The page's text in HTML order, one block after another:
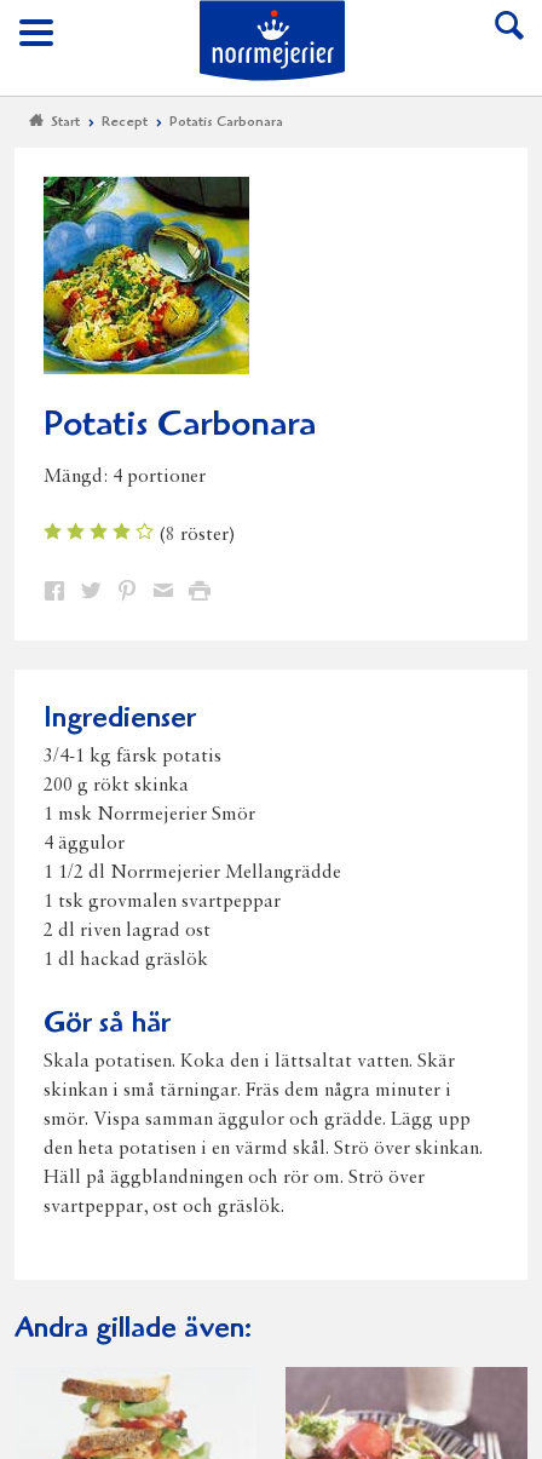
Meny
Till Norrmejerier
Start Recept Potatis Carbonara
Potatis Carbonara
Mängd: 4 portioner
(8 röster)
Dela Dela Dela DelaSkriv
Ingredienser
3/4-1 kg färsk potatis
200 g rökt skinka
1 msk Norrmejerier Smör
4 äggulor
1 1/2 dl Norrmejerier Mellangrädde
1 tsk grovmalen svartpeppar
2 dl riven lagrad ost
1 dl hackad gräslök
Gör så här
Skala potatisen. Koka den i lättsaltat vatten. Skär
skinkan i små tärningar. Fräs dem några minuter i
smör. Vispa samman äggulor och grädde. Lägg upp
den heta potatisen i en värmd skål. Strö över skinkan.
Häll på äggblandningen och rör om. Strö över
svartpeppar, ost och gräslök.
Andra gillade även: